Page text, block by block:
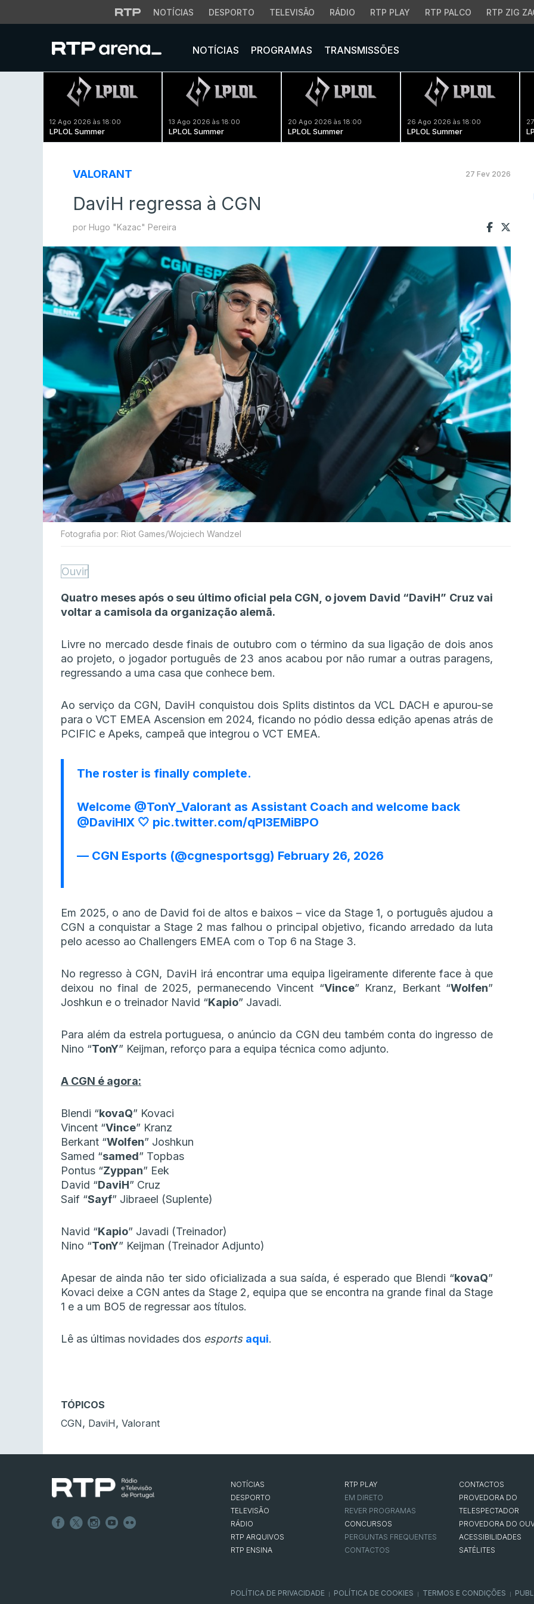
NOTÍCIAS DESPORTO TELEVISÃO RÁDIO RTP PLAY RTP PALCO RTP ZIG
NOTÍCIAS PROGRAMAS TRANSMISSÕES
12 Ago 2026 às 18:00
LPLOL Summer
13 Ago 2026 às 18:00
LPLOL Summer
20 Ago 2026 às 18:00
LPLOL Summer
26 Ago 2026 às 18:00
LPLOL Summer
VALORANT 27 Fev 2026
DaviH regressa à CGN
por Hugo "Kazac" Pereira
Fotografia por: Riot Games/Wojciech Wandzel
Ouvir
Quatro meses após o seu último oficial pela CGN, o jovem David “DaviH” Cruz vai
voltar a camisola da organização alemã.
Livre no mercado desde finais de outubro com o término da sua ligação de dois anos
ao projeto, o jogador português de 23 anos acabou por não rumar a outras paragens,
regressando a uma casa que conhece bem.
Ao serviço da CGN, DaviH conquistou dois Splits distintos da VCL DACH e apurou-se
para o VCT EMEA Ascension em 2024, ficando no pódio dessa edição apenas atrás de
PCIFIC e Apeks, campeã que integrou o VCT EMEA.
The roster is finally complete.
Welcome @TonY_Valorant as Assistant Coach and welcome back
@DaviHIX 🤍 pic.twitter.com/qPI3EMiBPO
— CGN Esports (@cgnesportsgg) February 26, 2026
Em 2025, o ano de David foi de altos e baixos – vice da Stage 1, o português ajudou a
CGN a conquistar a Stage 2 mas falhou o principal objetivo, ficando arredado da luta
pelo acesso ao Challengers EMEA com o Top 6 na Stage 3.
No regresso à CGN, DaviH irá encontrar uma equipa ligeiramente diferente face à que
deixou no final de 2025, permanecendo Vincent “Vince” Kranz, Berkant “Wolfen”
Joshkun e o treinador Navid “Kapio” Javadi.
Para além da estrela portuguesa, o anúncio da CGN deu também conta do ingresso de
Nino “TonY” Keijman, reforço para a equipa técnica como adjunto.
A CGN é agora:
Blendi “kovaQ” Kovaci
Vincent “Vince” Kranz
Berkant “Wolfen” Joshkun
Samed “samed” Topbas
Pontus “Zyppan” Eek
David “DaviH” Cruz
Saif “Sayf” Jibraeel (Suplente)
Navid “Kapio” Javadi (Treinador)
Nino “TonY” Keijman (Treinador Adjunto)
Apesar de ainda não ter sido oficializada a sua saída, é esperado que Blendi “kovaQ”
Kovaci deixe a CGN antes da Stage 2, equipa que se encontra na grande final da Stage
1 e a um BO5 de regressar aos títulos.
Lê as últimas novidades dos esports aqui.
TÓPICOS
CGN, DaviH, Valorant
NOTÍCIAS
DESPORTO
TELEVISÃO
RÁDIO
RTP ARQUIVOS
RTP ENSINA
RTP PLAY
EM DIRETO
REVER PROGRAMAS
CONCURSOS
PERGUNTAS FREQUENTES
CONTACTOS
CONTACTOS
PROVEDORA DO
TELESPECTADOR
PROVEDORA DO
ACESSIBILIDADES
SATÉLITES
POLÍTICA DE PRIVACIDADE POLÍTICA DE COOKIES TERMOS E CONDIÇÕES